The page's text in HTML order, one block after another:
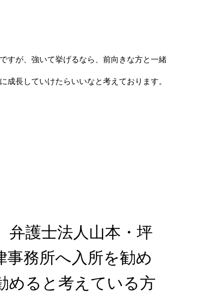
すが、強いて挙げるなら、前向きな方と一緒
成長していけたらいいなと考えております。
弁護士法人山本・坪
事務所へ入所を勧め
めると考えている方